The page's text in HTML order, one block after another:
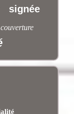
signée
couverture